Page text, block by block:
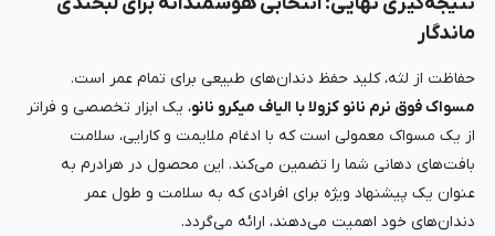
ماندگار
حفاظت از لثه، کلید حفظ دندان‌های طبیعی برای تمام عمر است.
مسواک فوق نرم نانو کزولا با الیاف میکرو نانو، یک ابزار تخصصی و فراتر
از یک مسواک معمولی است که با ادغام ملایمت و کارایی، سلامت
بافت‌های دهانی شما را تضمین می‌کند. این محصول در هرادرم به
عنوان یک پیشنهاد ویژه برای افرادی که به سلامت و طول عمر
دندان‌های خود اهمیت می‌دهند، ارائه می‌گردد.